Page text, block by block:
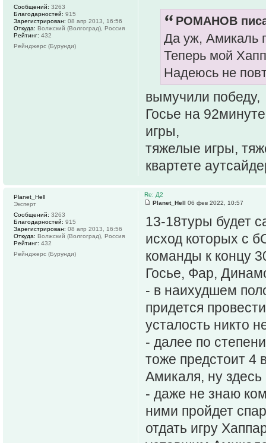
РОМАНОВ
Да уж, Амикаль
Теперь мой
Надеюсь не
вымучили победу,
Госье на
игры,
тяжелые игры,
квартете
Сообщений: 3263
Благодарностей: 915
Зарегистрирован: 08 апр 2013, 16:56
Откуда: Волжский (Волгоград), Россия
Рейтинг: 432
Рейнджерс (Бурунди)
Re: Д2
Planet_Hell 06 фев 2022, 10:57
13-18туры будет
исход которых с
команды к концу
Госье, Фар,
- в наихудшем
придется
усталость никто
- далее по
тоже предстоит 4
Амикаля, ну здесь
- даже не знаю
ними пройдет
отдать игру
Planet_Hell
Эксперт
Сообщений: 3263
Благодарностей: 915
Зарегистрирован: 08 апр 2013, 16:56
Откуда: Волжский (Волгоград), Россия
Рейтинг: 432
Рейнджерс (Бурунди)